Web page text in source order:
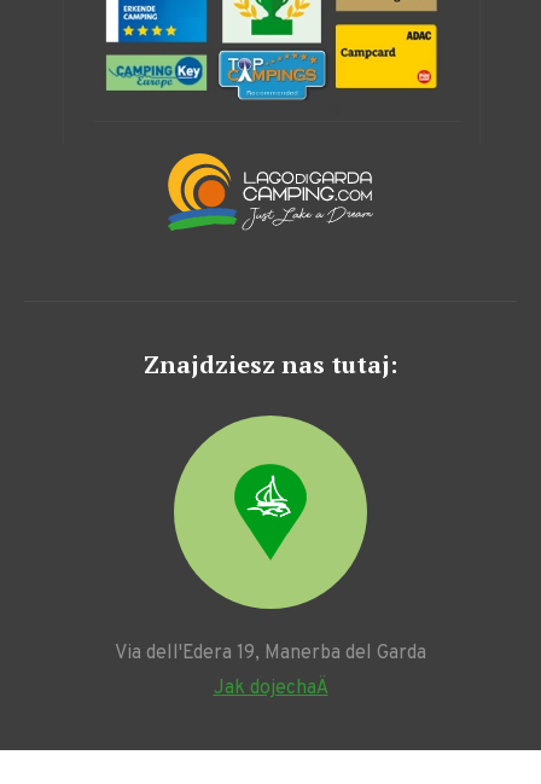
Znajdziesz nas tutaj:
Via dell'Edera 19, Manerba del Garda
Jak dojechaÄ